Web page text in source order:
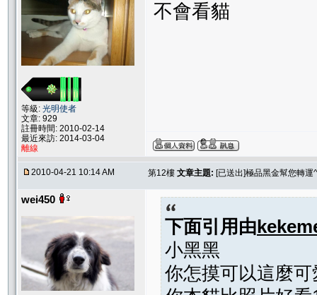
等級: 光明使者
文章: 929
註冊時間: 2010-02-14
最近來訪: 2014-03-04
離線
不會看貓
2010-04-21 10:14 AM 第12樓 文章主題: [已送出]極品黑金幫您轉運
wei450
下面引用由
小黑黑
你怎摸可以這